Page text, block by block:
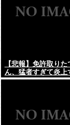
【悲報】免許取りた
ん、猛者すぎて炎上
www